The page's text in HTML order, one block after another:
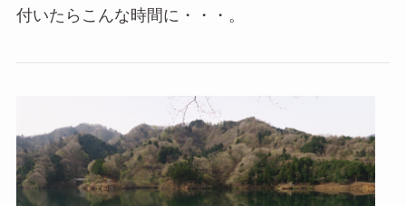
付いたらこんな時間に・・・。